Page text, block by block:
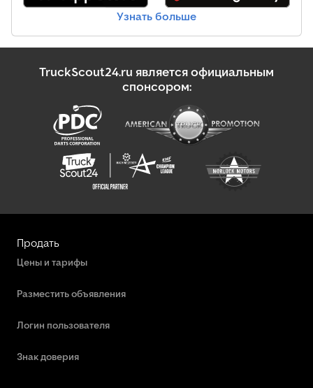
Уборочная Машина
Цистерна Для Сыпучих Грузов
Узнать больше
TruckScout24.ru является официальным
спонсором:
Продать
Цены и тарифы
Разместить объявления
Логин пользователя
Знак доверия